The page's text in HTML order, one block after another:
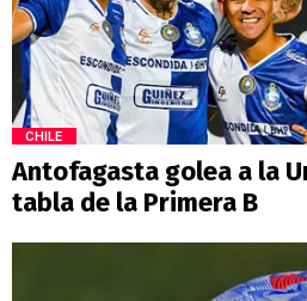
CHILE
Antofagasta golea a la
tabla de la Primera B